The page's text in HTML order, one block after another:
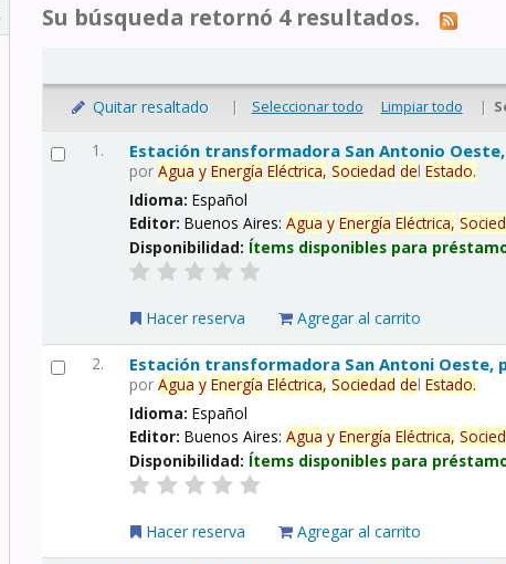
Su búsqueda retornó 4 resultados.
Quitar resaltado | Seleccionar todo Limpiar todo |
1. Estación transformadora San Antonio
porAgua y Energía Eléctrica, Sociedad delEstado.
Idioma:Español
Editor:Buenos Aires:Agua y Energía Eléctrica,
Disponibilidad: Ítems disponibles para
Hacer reserva Agregar al carrito
2. Estación transformadora San Antoni Oeste,
porAgua y Energía Eléctrica, Sociedad delEstado.
Idioma:Español
Editor:Buenos Aires:Agua y Energía Eléctrica,
Disponibilidad: Ítems disponibles para
Hacer reserva Agregar al carrito